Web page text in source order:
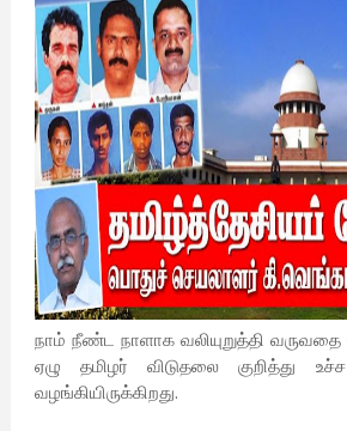
நாம் நீண்ட நாளாக வலியுறுத்தி வருவதை
ஏழு தமிழர் விடுதலை குறித்து
வழங்கியிருக்கிறது.